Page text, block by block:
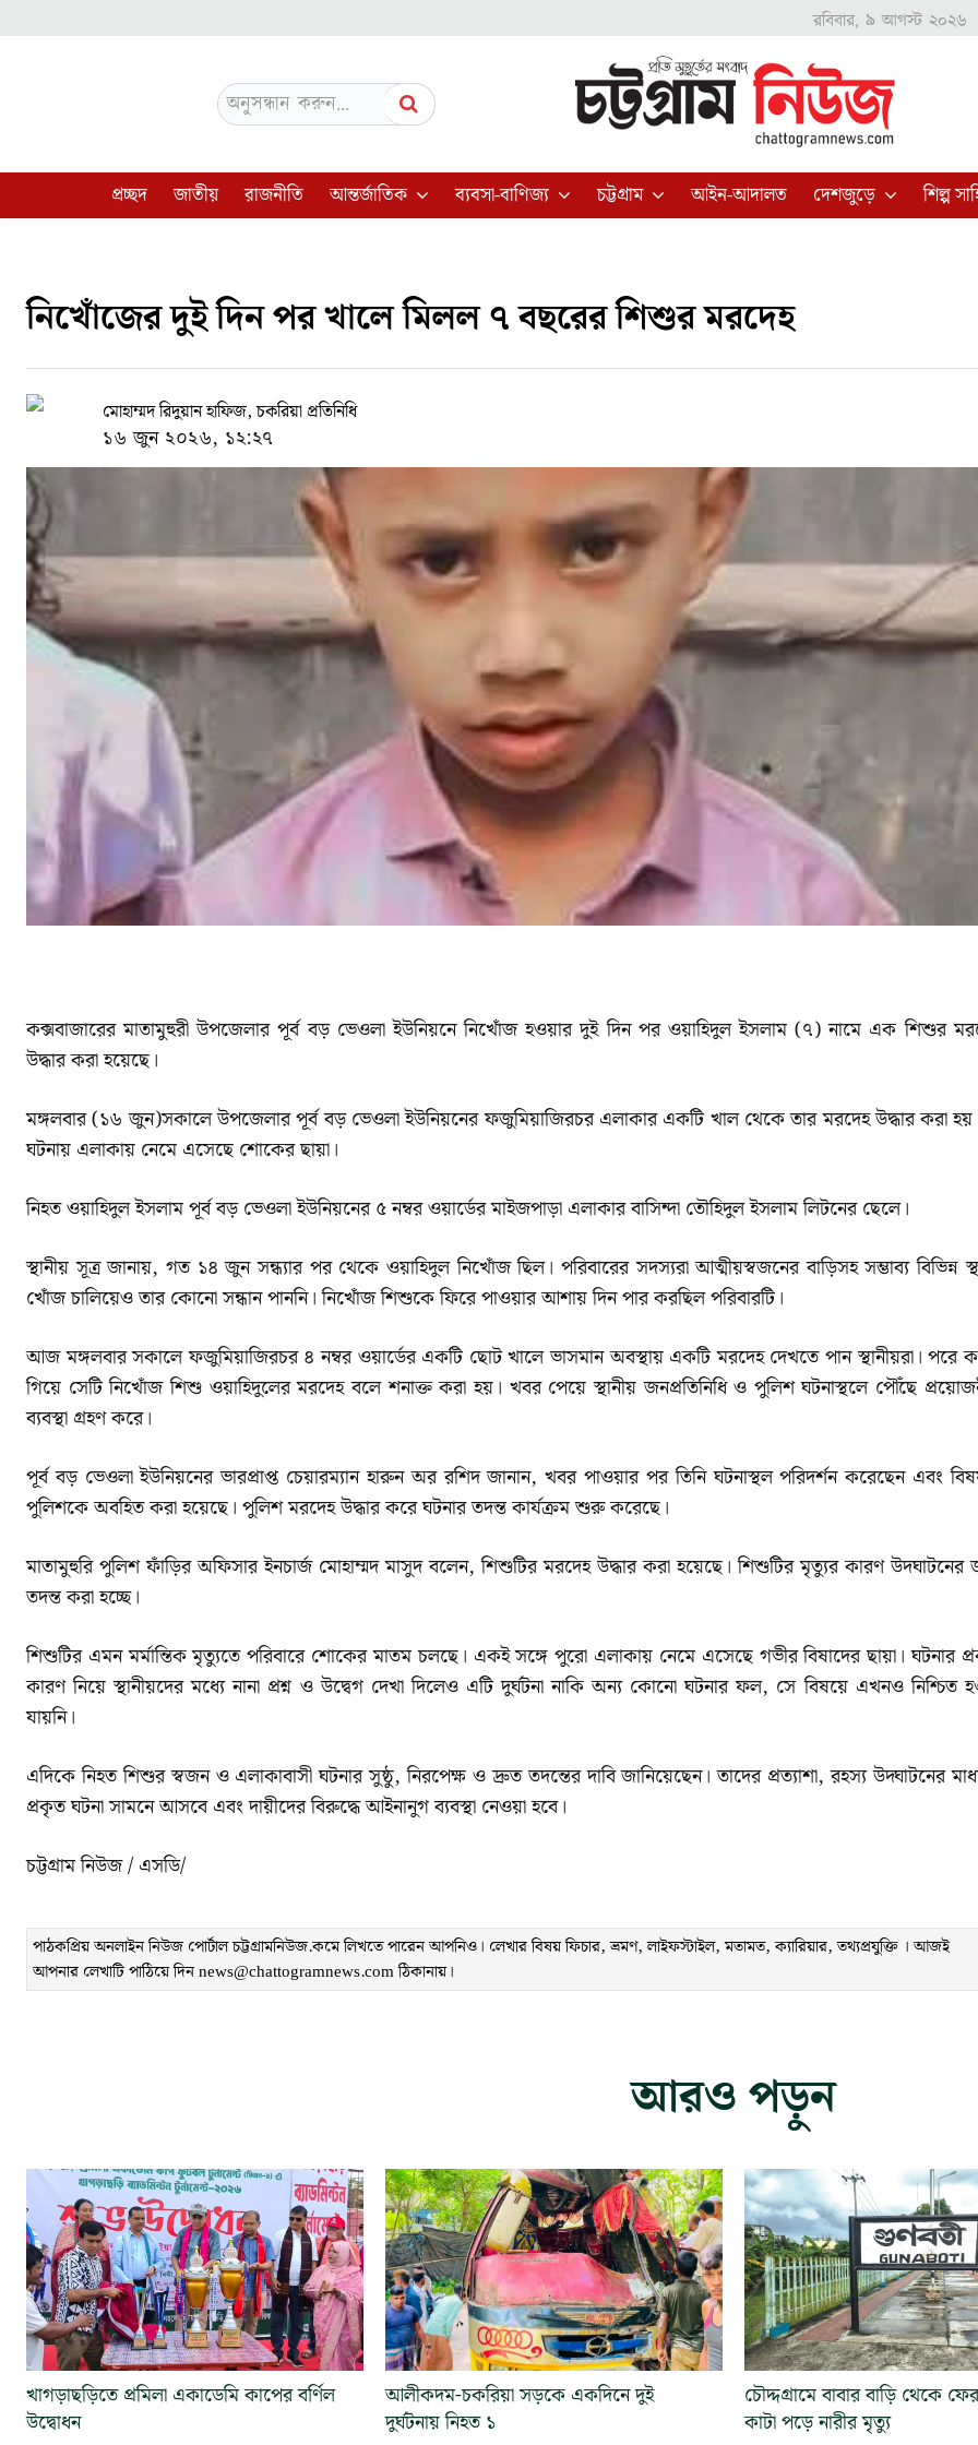
রবিবার, ৯ আগস্ট ২০২৬
অনুসন্ধান করুন...
প্রচ্ছদ জাতীয় রাজনীতি আন্তর্জাতিক ব্যবসা-বাণিজ্য চট্টগ্রাম আইন-আদালত দেশজুড়ে শিল্প
নিখোঁজের দুই দিন পর খালে মিলল ৭ বছরের শিশুর মরদেহ
মোহাম্মদ রিদুয়ান হাফিজ, চকরিয়া প্রতিনিধি
১৬ জুন ২০২৬, ১২:২৭
কক্সবাজারের মাতামুহুরী উপজেলার পূর্ব বড় ভেওলা ইউনিয়নে নিখোঁজ হওয়ার দুই দিন পর ওয়াহিদুল ইসলাম (৭) নামে এক শিশুর
উদ্ধার করা হয়েছে।
মঙ্গলবার (১৬ জুন)সকালে উপজেলার পূর্ব বড় ভেওলা ইউনিয়নের ফজুমিয়াজিরচর এলাকার একটি খাল থেকে তার মরদেহ উদ্ধার করা
ঘটনায় এলাকায় নেমে এসেছে শোকের ছায়া।
নিহত ওয়াহিদুল ইসলাম পূর্ব বড় ভেওলা ইউনিয়নের ৫ নম্বর ওয়ার্ডের মাইজপাড়া এলাকার বাসিন্দা তৌহিদুল ইসলাম লিটনের ছেলে।
স্থানীয় সূত্র জানায়, গত ১৪ জুন সন্ধ্যার পর থেকে ওয়াহিদুল নিখোঁজ ছিল। পরিবারের সদস্যরা আত্মীয়স্বজনের বাড়িসহ সম্ভাব্য বিভিন্ন
খোঁজ চালিয়েও তার কোনো সন্ধান পাননি। নিখোঁজ শিশুকে ফিরে পাওয়ার আশায় দিন পার করছিল পরিবারটি।
আজ মঙ্গলবার সকালে ফজুমিয়াজিরচর ৪ নম্বর ওয়ার্ডের একটি ছোট খালে ভাসমান অবস্থায় একটি মরদেহ দেখতে পান স্থানীয়রা। পরে
গিয়ে সেটি নিখোঁজ শিশু ওয়াহিদুলের মরদেহ বলে শনাক্ত করা হয়। খবর পেয়ে স্থানীয় জনপ্রতিনিধি ও পুলিশ ঘটনাস্থলে পৌঁছে
ব্যবস্থা গ্রহণ করে।
পূর্ব বড় ভেওলা ইউনিয়নের ভারপ্রাপ্ত চেয়ারম্যান হারুন অর রশিদ জানান, খবর পাওয়ার পর তিনি ঘটনাস্থল পরিদর্শন করেছেন এবং
পুলিশকে অবহিত করা হয়েছে। পুলিশ মরদেহ উদ্ধার করে ঘটনার তদন্ত কার্যক্রম শুরু করেছে।
মাতামুহুরি পুলিশ ফাঁড়ির অফিসার ইনচার্জ মোহাম্মদ মাসুদ বলেন, শিশুটির মরদেহ উদ্ধার করা হয়েছে। শিশুটির মৃত্যুর কারণ উদঘাটনের
তদন্ত করা হচ্ছে।
শিশুটির এমন মর্মান্তিক মৃত্যুতে পরিবারে শোকের মাতম চলছে। একই সঙ্গে পুরো এলাকায় নেমে এসেছে গভীর বিষাদের ছায়া। ঘটনার
কারণ নিয়ে স্থানীয়দের মধ্যে নানা প্রশ্ন ও উদ্বেগ দেখা দিলেও এটি দুর্ঘটনা নাকি অন্য কোনো ঘটনার ফল, সে বিষয়ে এখনও নিশ্চিত
যায়নি।
এদিকে নিহত শিশুর স্বজন ও এলাকাবাসী ঘটনার সুষ্ঠু, নিরপেক্ষ ও দ্রুত তদন্তের দাবি জানিয়েছেন। তাদের প্রত্যাশা, রহস্য উদ্ঘাটনের
প্রকৃত ঘটনা সামনে আসবে এবং দায়ীদের বিরুদ্ধে আইনানুগ ব্যবস্থা নেওয়া হবে।
চট্টগ্রাম নিউজ / এসডি/
পাঠকপ্রিয় অনলাইন নিউজ পোর্টাল চট্টগ্রামনিউজ.কমে লিখতে পারেন আপনিও। লেখার বিষয় ফিচার, ভ্রমণ, লাইফস্টাইল, মতামত, ক্যারিয়ার, তথ্যপ্রযুক্তি । আজই
আপনার লেখাটি পাঠিয়ে দিন news@chattogramnews.com ঠিকানায়।
আরও পড়ুন
খাগড়াছড়িতে প্রমিলা একাডেমি কাপের বর্ণিল
উদ্বোধন
আলীকদম-চকরিয়া সড়কে একদিনে দুই
দুর্ঘটনায় নিহত ১
চৌদ্দগ্রামে বাবার বাড়ি থেকে
কাটা পড়ে নারীর মৃত্যু